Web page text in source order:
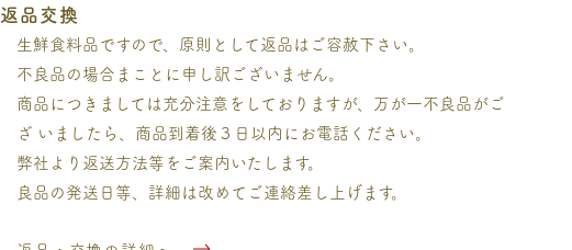
返品交換
生鮮食料品ですので、原則として返品はご容赦下さい。
不良品の場合まことに申し訳ございません。
商品につきましては充分注意をしておりますが、万が一不良品がご
ざ いましたら、商品到着後３日以内にお電話ください。
弊社より返送方法等をご案内いたします。
良品の発送日等、詳細は改めてご連絡差し上げます。